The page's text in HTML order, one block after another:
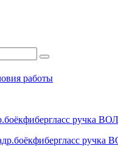
работы
ручка